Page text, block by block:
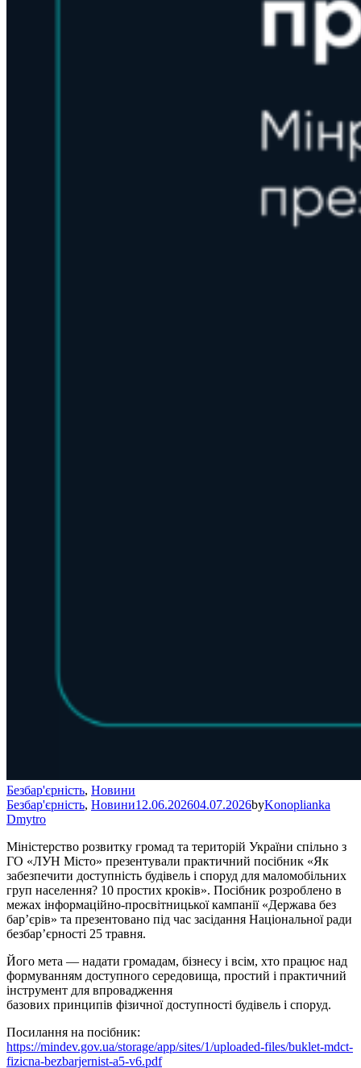
Безбар'єрність, Новини
Безбар'єрність, Новини12.06.202604.07.2026byKonoplianka
Dmytro
Міністерство розвитку громад та територій України спільно з
ГО «ЛУН Місто» презентували практичний посібник «Як
забезпечити доступність будівель і споруд для маломобільних
груп населення? 10 простих кроків». Посібник розроблено в
межах інформаційно-просвітницької кампанії «Держава без
бар’єрів» та презентовано під час засідання Національної ради
безбар’єрності 25 травня.
Його мета — надати громадам, бізнесу і всім, хто працює над
формуванням доступного середовища, простий і практичний
інструмент для впровадження
базових принципів фізичної доступності будівель і споруд.
Посилання на посібник:
https://mindev.gov.ua/storage/app/sites/1/uploaded-files/buklet-mdct-
fizicna-bezbarjernist-a5-v6.pdf